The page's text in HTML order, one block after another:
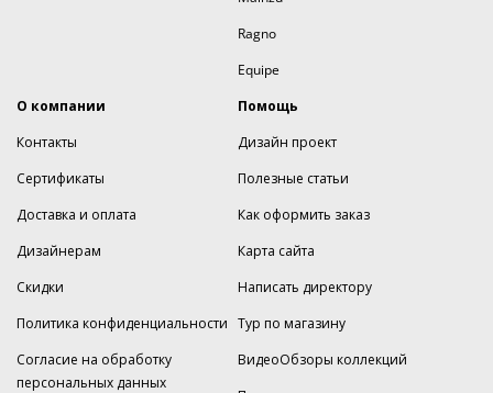
Ragno
Equipe
О компании
Контакты
Сертификаты
Доставка и оплата
Дизайнерам
Скидки
Политика конфиденциальности
Согласие на обработку
персональных данных
Помощь
Дизайн проект
Полезные статьи
Как оформить заказ
Карта сайта
Написать директору
Тур по магазину
ВидеоОбзоры коллекций